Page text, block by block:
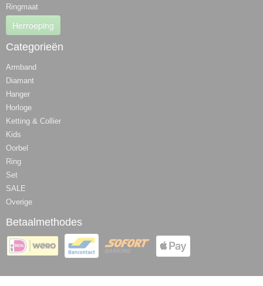
Ringmaat
Herroeping
Categorieën
Armband
Diamant
Hanger
Horloge
Ketting & Collier
Kids
Oorbel
Ring
Set
SALE
Overige
Betaalmethodes